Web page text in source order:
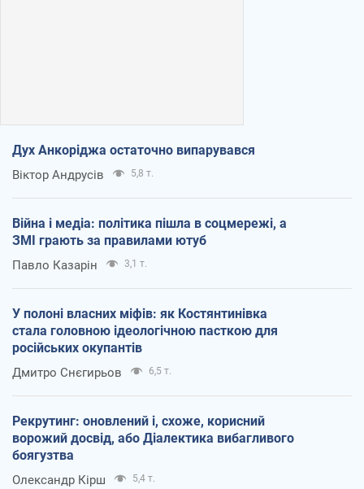
Дух Анкоріджа остаточно випарувався
Віктор Андрусів 5,8 т.
Війна і медіа: політика пішла в соцмережі, а
ЗМІ грають за правилами ютуб
Павло Казарін 3,1 т.
У полоні власних міфів: як Костянтинівка
стала головною ідеологічною пасткою для
російських окупантів
Дмитро Снєгирьов 6,5 т.
Рекрутинг: оновлений і, схоже, корисний
ворожий досвід, або Діалектика вибагливого
боягузтва
Олександр Кірш 5,4 т.